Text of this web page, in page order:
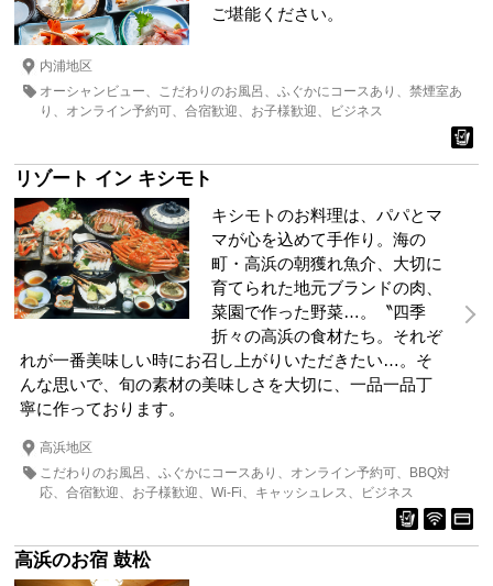
ご堪能ください。
内浦地区
オーシャンビュー
こだわりのお風呂 ふぐかにコースあり
禁煙室あ
り
オンライン予約可 合宿歓迎 お子様歓迎 ビジネス
リゾート イン キシモト
キシモトのお料理は、パパとマ
マが心を込めて手作り。海の
町・高浜の朝獲れ魚介、大切に
育てられた地元ブランドの肉、
菜園で作った野菜…。〝四季
折々の高浜の食材たち。それぞ
れが一番美味しい時にお召し上がりいただきたい…。そ
んな思いで、旬の素材の美味しさを大切に、一品一品丁
寧に作っております。
高浜地区
こだわりのお風呂
ふぐかにコースあり オンライン予約可
BBQ対
応
合宿歓迎 お子様歓迎 Wi-Fi キャッシュレス ビジネス
高浜のお宿 鼓松